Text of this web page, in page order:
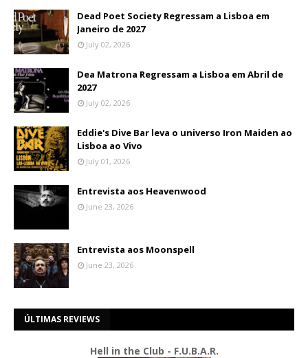
Dead Poet Society Regressam a Lisboa em
Janeiro de 2027
July 02, 2026
Dea Matrona Regressam a Lisboa em Abril de
2027
July 02, 2026
Eddie's Dive Bar leva o universo Iron Maiden ao
Lisboa ao Vivo
July 01, 2026
Entrevista aos Heavenwood
June 23, 2026
Entrevista aos Moonspell
June 23, 2026
ÚLTIMAS REVIEWS
Hell in the Club - F.U.B.A.R.